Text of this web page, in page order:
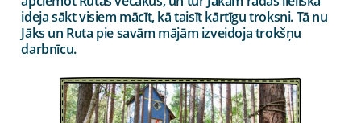
ideja sākt visiem mācīt, kā taisīt kārtīgu troksni. Tā nu
Jāks un Ruta pie savām mājām izveidoja trokšņu
darbnīcu.